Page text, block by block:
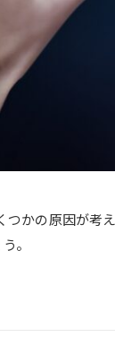
かの原因が考
。